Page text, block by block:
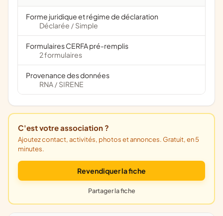
Forme juridique et régime de déclaration
Déclarée / Simple
Formulaires CERFA pré-remplis
2 formulaires
Provenance des données
RNA / SIRENE
C'est votre association ?
Ajoutez contact, activités, photos et annonces. Gratuit, en 5
minutes.
Revendiquer la fiche
Partager la fiche